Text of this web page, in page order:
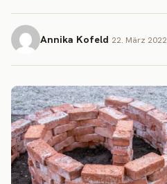
Annika Kofeld 22. März 2022